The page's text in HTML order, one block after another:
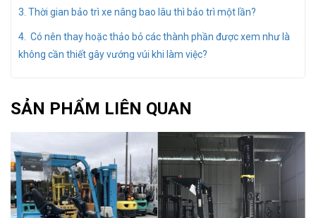
3. Thời gian bảo trì xe nâng bao lâu thì bảo trì một lần?
4. Có nên thay hoặc thảo bỏ các thành phần được xem như là
không cần thiết gây vướng vúi khi làm việc?
SẢN PHẨM LIÊN QUAN